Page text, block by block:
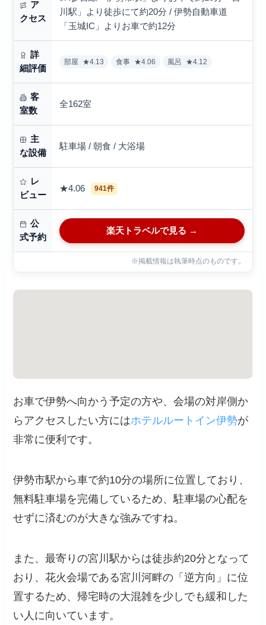
ア
クセス
川駅」より徒歩にて約20分 / 伊勢自動車道
「玉城IC」よりお車で約12分
詳
細評価
部屋 ★4.13 食事 ★4.06 風呂 ★4.12
客
室数
全162室
主
な設備
駐車場 / 朝食 / 大浴場
レ
ビュー
★4.06 941件
公
式予約
楽天トラベルで見る →
※掲載情報は執筆時点のものです。
お車で伊勢へ向かう予定の方や、会場の対岸側か
らアクセスしたい方にはホテルルートイン伊勢が
非常に便利です。
伊勢市駅から車で約10分の場所に位置しており、
無料駐車場を完備しているため、駐車場の心配を
せずに済むのが大きな強みですね。
また、最寄りの宮川駅からは徒歩約20分となって
おり、花火会場である宮川河畔の「逆方向」に位
置するため、帰宅時の大混雑を少しでも緩和した
い人に向いています。